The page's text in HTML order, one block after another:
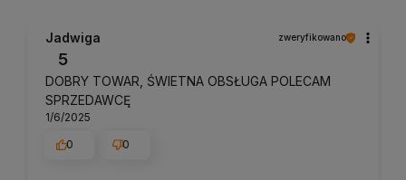
Jadwiga zweryfikowano
5
DOBRY TOWAR, ŚWIETNA OBSŁUGA POLECAM
SPRZEDAWCĘ
1/6/2025
0
0